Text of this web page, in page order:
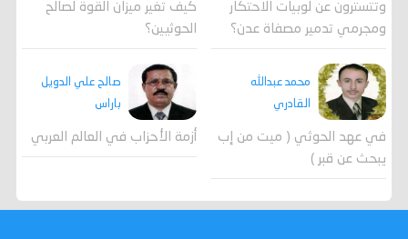
وتتسترون عن لوبيات الاحتكار
ومجرمي تدمير مصفاة عدن؟
كيف تغير ميزان القوة لصالح
الحوثيين؟
محمد عبدالله
القادري
في عهد الحوثي ( ميت من إب
يبحث عن قبر )
صالح علي الدويل
باراس
أزمة الأحزاب في العالم العربي